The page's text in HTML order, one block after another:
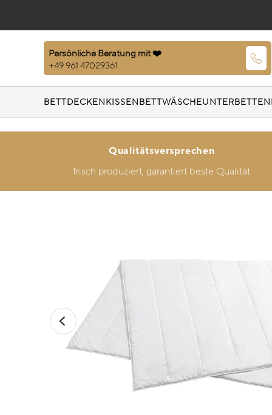
Persönliche Beratung mit ❤️
+49 961 47029361
BETTDECKENKISSENBETTWÄSCHEUNTERBETTEN
Qualitätsversprechen
frisch produziert, garantiert beste Qualität